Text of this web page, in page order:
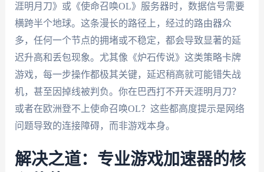
涯明月刀》或《使命召唤OL》服务器时，数据信号需要
横跨半个地球。这条漫长的路径上，经过的路由器众
多，任何一个节点的拥堵或不稳定，都会导致显著的延
迟升高和丢包现象。尤其像《炉石传说》这类策略卡牌
游戏，每一步操作都极其关键，延迟稍高就可能错失战
机，甚至因掉线被判负。你在巴西打不开天涯明月刀？
或者在欧洲登不上使命召唤OL？这些都高度提示是网络
问题导致的连接障碍，而非游戏本身。
解决之道：专业游戏加速器的核